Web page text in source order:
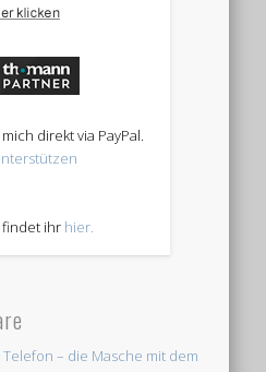
direkt via PayPal.
findet ihr hier.
– die Masche mit dem